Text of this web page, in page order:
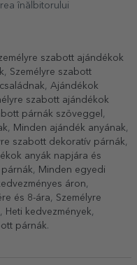
înălbitorului
szabott ajándékok
, Személyre szabott
, Ajándékok
szabott ajándékok
párnák szöveggel ,
, Minden ajándék anyának,
szabott dekoratív párnák,
anyák napjára és
, Minden egyedi
áron,
és 8-ára, Személyre
, Heti kedvezmények,
párnák.